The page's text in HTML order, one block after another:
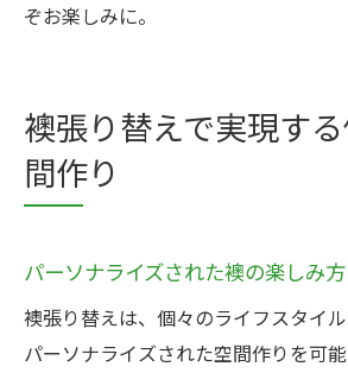
ぞお楽しみに。
襖張り替えで実現す
間作り
パーソナライズされた襖の楽しみ方
襖張り替えは、個々のライフスタイ
パーソナライズされた空間作りを可